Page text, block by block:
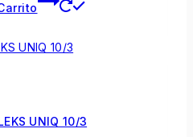
UNIQ 10/3